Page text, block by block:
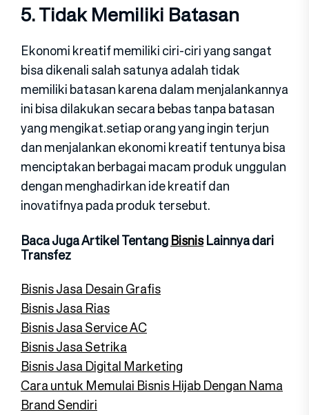
5. Tidak Memiliki Batasan
Ekonomi kreatif memiliki ciri-ciri yang sangat
bisa dikenali salah satunya adalah tidak
memiliki batasan karena dalam menjalankannya
ini bisa dilakukan secara bebas tanpa batasan
yang mengikat.setiap orang yang ingin terjun
dan menjalankan ekonomi kreatif tentunya bisa
menciptakan berbagai macam produk unggulan
dengan menghadirkan ide kreatif dan
inovatifnya pada produk tersebut.
Baca Juga Artikel TentangBisnisLainnya dari
Transfez
Bisnis Jasa Desain Grafis
Bisnis Jasa Rias
Bisnis Jasa Service AC
Bisnis Jasa Setrika
Bisnis Jasa Digital Marketing
Cara untuk Memulai Bisnis Hijab Dengan Nama
Brand Sendiri